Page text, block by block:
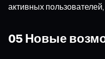
активных
05 Новые